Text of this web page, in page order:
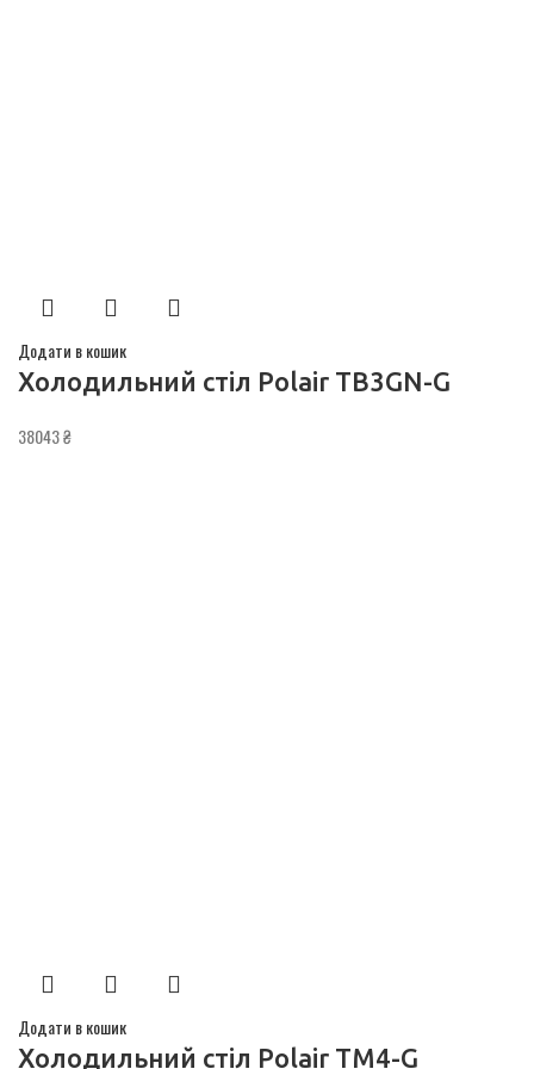
Додати в кошик
Холодильний стіл Polair TB3GN-G
38043₴
Додати в кошик
Холодильний стіл Polair TM4-G